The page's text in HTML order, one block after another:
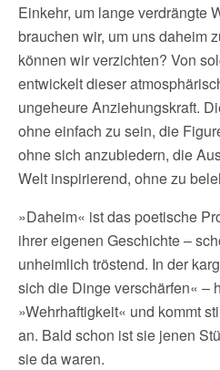
Einkehr, um lange verdrängte
brauchen wir, um uns daheim
können wir verzichten? Von
entwickelt dieser
ungeheure Anziehungskraft.
ohne einfach zu sein, die
ohne sich anzubiedern, die
Welt inspirierend, ohne zu
»Daheim« ist das poetische
ihrer eigenen Geschichte –
unheimlich tröstend. In der
sich die Dinge verschärfen« –
»Wehrhaftigkeit« und kommt
an. Bald schon ist sie jenen
sie da waren.